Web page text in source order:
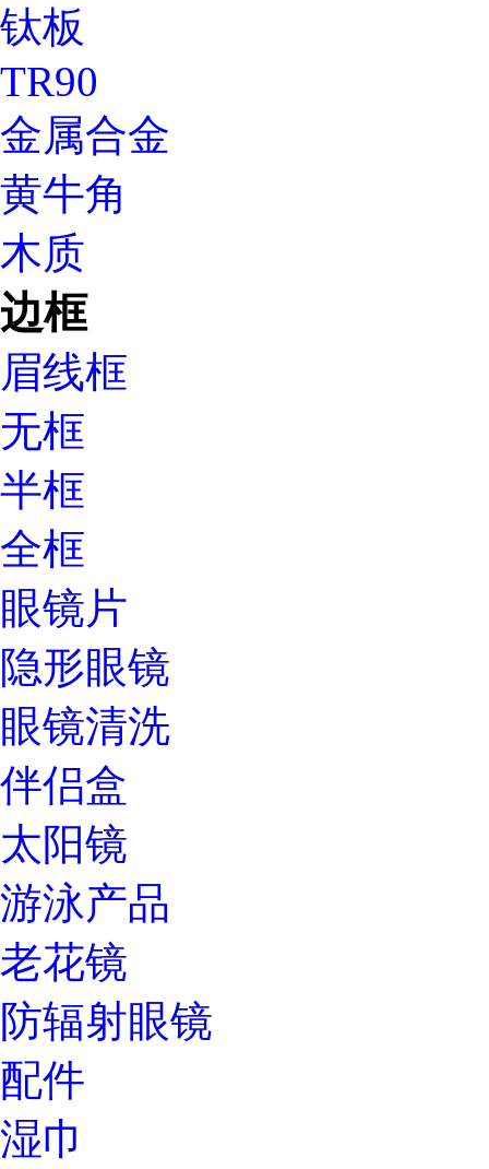
钛板
TR90
金属合金
黄牛角
木质
边框
眉线框
无框
半框
全框
眼镜片
隐形眼镜
眼镜清洗
伴侣盒
太阳镜
游泳产品
老花镜
防辐射眼镜
配件
湿巾